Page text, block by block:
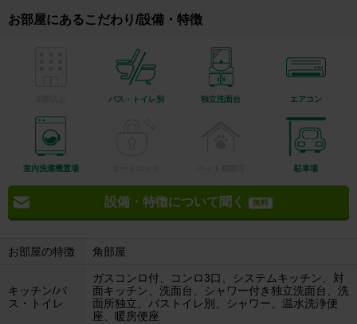
お部屋にあるこだわり/設備・特徴
バス・トイレ別 独立洗面台 エアコン
室内洗濯機置場 駐車場
設備・特徴について聞く 無料
お部屋の特徴 角部屋
キッチン/バ
ス・トイレ
ガスコンロ付、コンロ3口、システムキッチン、対
面キッチン、洗面台、シャワー付き独立洗面台、洗
面所独立、バストイレ別、シャワー、温水洗浄便
座、暖房便座